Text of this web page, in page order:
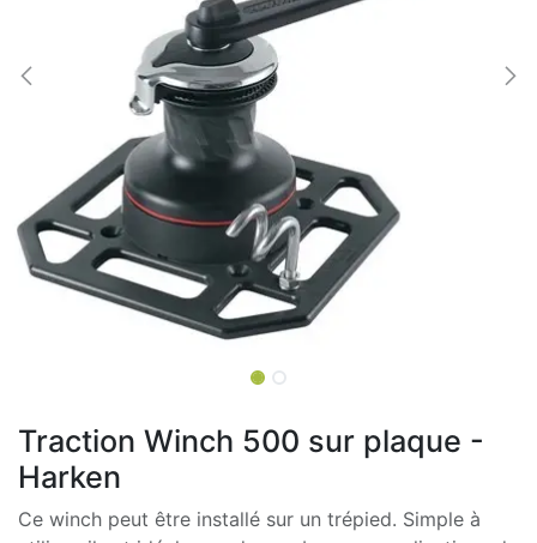
Traction Winch 500 sur plaque -
Harken
Ce winch peut être installé sur un trépied. Simple à